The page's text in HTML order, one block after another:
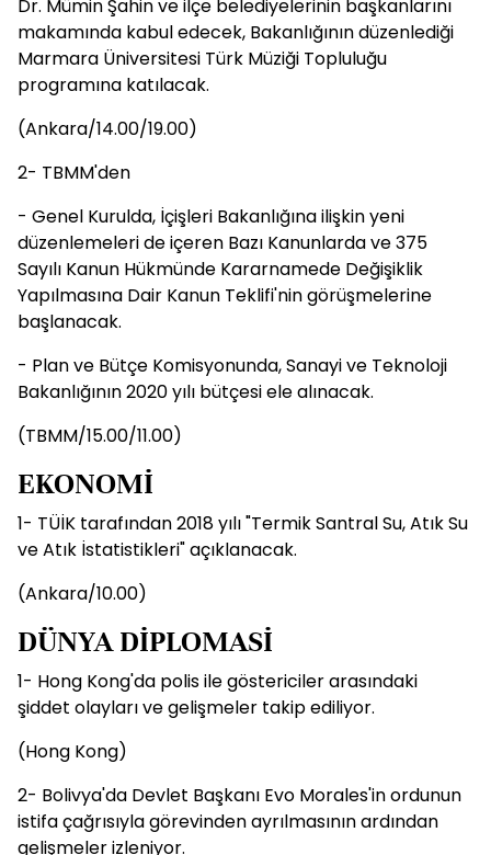
Dr. Mümin Şahin ve ilçe belediyelerinin başkanlarını
makamında kabul edecek, Bakanlığının düzenlediği
Marmara Üniversitesi Türk Müziği Topluluğu
programına katılacak.
(Ankara/14.00/19.00)
2- TBMM'den
- Genel Kurulda, İçişleri Bakanlığına ilişkin yeni
düzenlemeleri de içeren Bazı Kanunlarda ve 375
Sayılı Kanun Hükmünde Kararnamede Değişiklik
Yapılmasına Dair Kanun Teklifi'nin görüşmelerine
başlanacak.
- Plan ve Bütçe Komisyonunda, Sanayi ve Teknoloji
Bakanlığının 2020 yılı bütçesi ele alınacak.
(TBMM/15.00/11.00)
EKONOMİ
1- TÜİK tarafından 2018 yılı "Termik Santral Su, Atık Su
ve Atık İstatistikleri" açıklanacak.
(Ankara/10.00)
DÜNYA DİPLOMASİ
1- Hong Kong'da polis ile göstericiler arasındaki
şiddet olayları ve gelişmeler takip ediliyor.
(Hong Kong)
2- Bolivya'da Devlet Başkanı Evo Morales'in ordunun
istifa çağrısıyla görevinden ayrılmasının ardından
gelişmeler izleniyor.